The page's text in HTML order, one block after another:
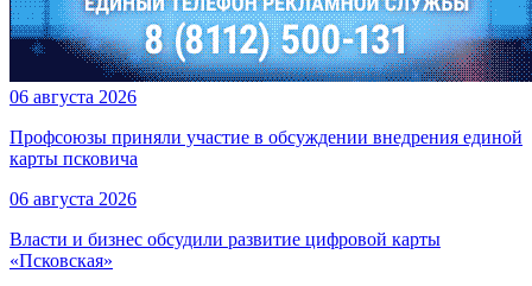
06 августа 2026
Профсоюзы приняли участие в обсуждении внедрения единой
карты псковича
06 августа 2026
Власти и бизнес обсудили развитие цифровой карты
«Псковская»